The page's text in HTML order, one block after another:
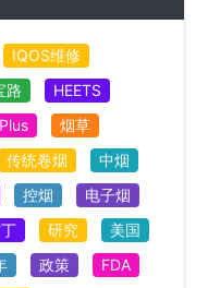
IQOS维修
路
HEETS
烟草
传统卷烟
中烟
控烟
电子烟
研究
美国
政策
FDA